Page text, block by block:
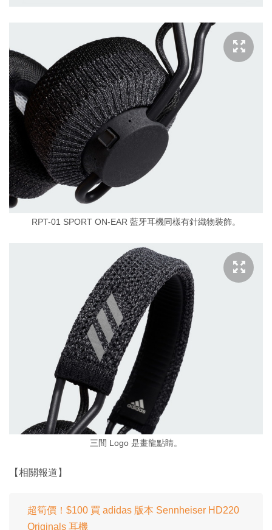
RPT-01 SPORT ON-EAR 藍牙耳機同樣有針織物裝飾。
三間 Logo 是畫龍點睛。
【相關報道】
超筍價！$100 買 adidas 版本 Sennheiser HD220
Originals 耳機